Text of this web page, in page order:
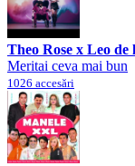
Theo Rose x Leo de
Meritai ceva mai bun
1026 accesări